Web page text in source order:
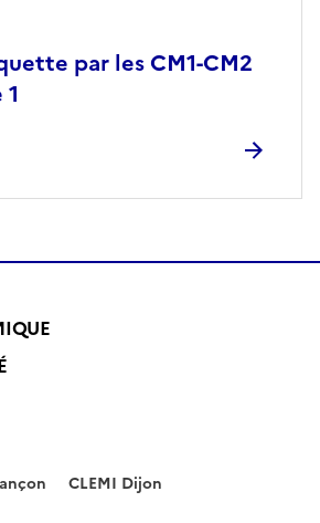
par les CM1-CM2
CLEMI Dijon